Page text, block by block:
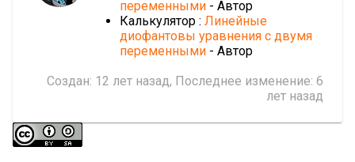
переменными - Автор
Калькулятор : Линейные
диофантовы уравнения с двумя
переменными - Автор
Создан: 12 лет назад, Последнее изменение: 6
лет назад